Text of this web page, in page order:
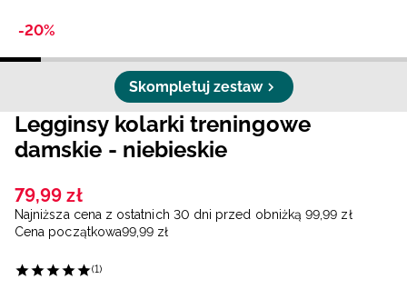
-20%
Skompletuj zestaw
Legginsy kolarki treningowe
damskie - niebieskie
79,99 zł
Najniższa cena z ostatnich 30 dni przed obniżką 99,99 zł
Cena początkowa99,99 zł
(1)